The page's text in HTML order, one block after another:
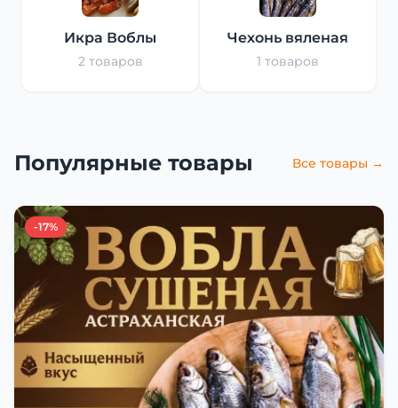
Икра Воблы
2 товаров
Чехонь вяленая
1 товаров
Популярные товары Все товары →
-17%